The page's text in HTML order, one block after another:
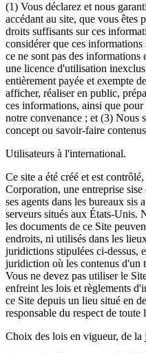
(1) Vous déclarez et nous
accédant au site, que vous êtes
droits suffisants sur ces
considérer que ces
ce ne sont pas des
une licence d'utilisation
entièrement payée et exempte
afficher, réaliser en public,
ces informations, ainsi que
notre convenance ; et (3) Nous
concept ou savoir-faire
Utilisateurs à l'international.
Ce site a été créé et est
Corporation, une entreprise
ses agents dans les bureaux sis
serveurs situés aux États-Unis.
les documents de ce Site
endroits, ni utilisés dans les
juridictions stipulées ci-dessus,
juridiction où les contenus d'un
Vous ne devez pas utiliser le
enfreint les lois et règlements
ce Site depuis un lieu situé en
responsable du respect de toute
Choix des lois en vigueur, de